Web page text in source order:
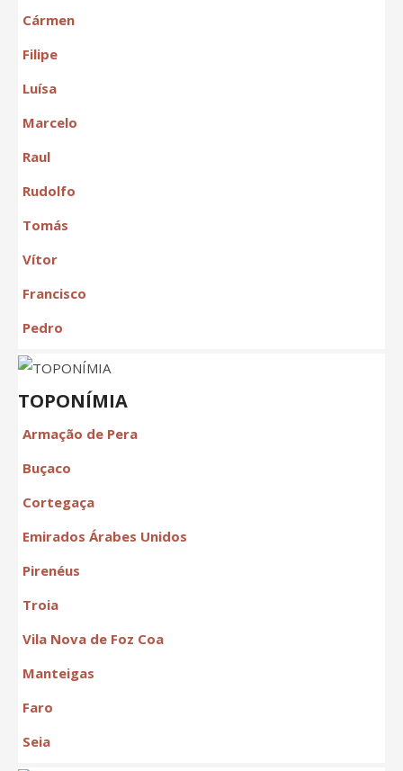
Cármen
Filipe
Luísa
Marcelo
Raul
Rudolfo
Tomás
Vítor
Francisco
Pedro
TOPONÍMIA
Armação de Pera
Buçaco
Cortegaça
Emirados Árabes Unidos
Pirenéus
Troia
Vila Nova de Foz Coa
Manteigas
Faro
Seia